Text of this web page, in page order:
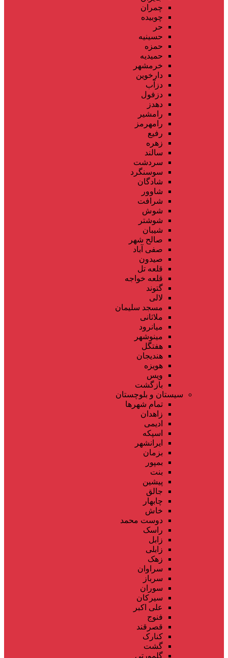
چمران
چوبیده
حر
حسینیه
حمزه
حمیدیه
خرمشهر
دارخوین
دزآب
دزفول
دهدز
رامشیر
رامهرمز
رفیع
زهره
سالند
سردشت
سوسنگرد
شادگان
شاوور
شرافت
شوش
شوشتر
شیبان
صالح شهر
صفی آباد
صیدون
قلعه تل
قلعه خواجه
گتوند
لالی
مسجد سلیمان
ملاثانی
میانرود
مینوشهر
هفتگل
هندیجان
هویزه
ویس
بازگشت
سیستان و بلوچستان
تمام شهر‌ها
زاهدان
ادیمی
اسپکه
ایرانشهر
بزمان
بمپور
بنت
پیشین
جالق
چابهار
خاش
دوست محمد
راسک
زابل
زابلی
زهک
سراوان
سرباز
سوران
سیرکان
علی اکبر
فنوج
قصرقند
کنارک
گشت
گلمورتی